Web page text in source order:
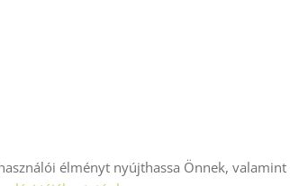
ÁSZF Impresszum Elállási nyilatkozat
élményt nyújthassa Önnek,